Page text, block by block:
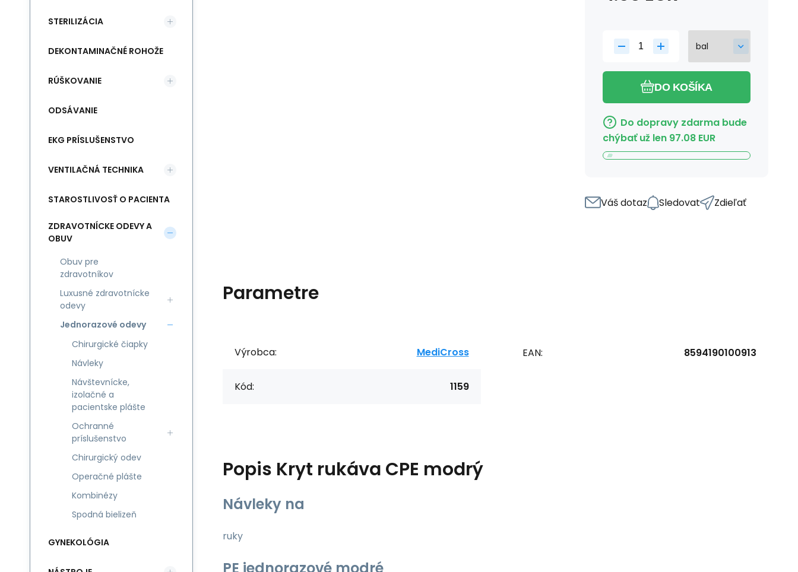
DO KOŠÍKA
Do dopravy zdarma bude
chýbať už len 97.08 EUR
Váš dotaz Sledovat Zdieľať
Parametre
Výrobca: MediCross
Kód: 1159
EAN: 8594190100913
Popis Kryt rukáva CPE modrý
Návleky na
ruky
STERILIZÁCIA
DEKONTAMINAČNÉ ROHOŽE
RÚŠKOVANIE
ODSÁVANIE
EKG PRÍSLUŠENSTVO
VENTILAČNÁ TECHNIKA
STAROSTLIVOSŤ O PACIENTA
ZDRAVOTNÍCKE ODEVY A
OBUV
Obuv pre
zdravotníkov
Luxusné zdravotnícke
odevy
Jednorazové odevy
Chirurgické čiapky
Návleky
Návštevnícke,
izolačné a
pacientske plášte
Ochranné
príslušenstvo
Chirurgický odev
Operačné plášte
Kombinézy
Spodná bielizeň
GYNEKOLÓGIA